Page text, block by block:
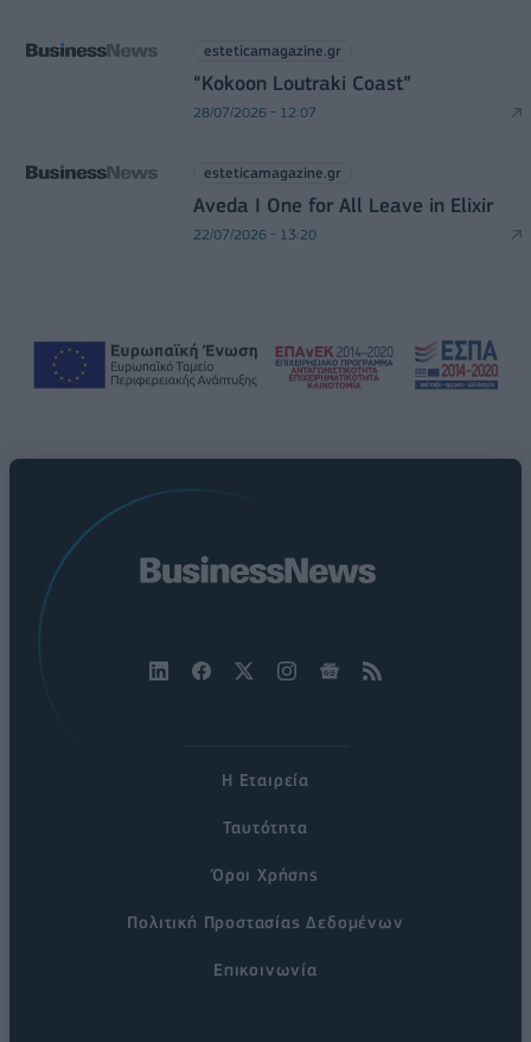
esteticamagazine.gr
“Kokoon Loutraki Coast”
28/07/2026 - 12:07
esteticamagazine.gr
Aveda I One for All Leave in Elixir
22/07/2026 - 13:20
Η Εταιρεία
Ταυτότητα
Όροι Χρήσης
Πολιτική Προστασίας Δεδομένων
Επικοινωνία